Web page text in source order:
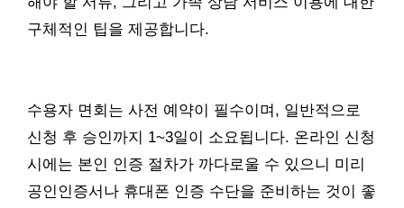
구체적인 팁을 제공합니다.
수용자 면회는 사전 예약이 필수이며, 일반적으로
신청 후 승인까지 1~3일이 소요됩니다. 온라인 신청
시에는 본인 인증 절차가 까다로울 수 있으니 미리
공인인증서나 휴대폰 인증 수단을 준비하는 것이 좋